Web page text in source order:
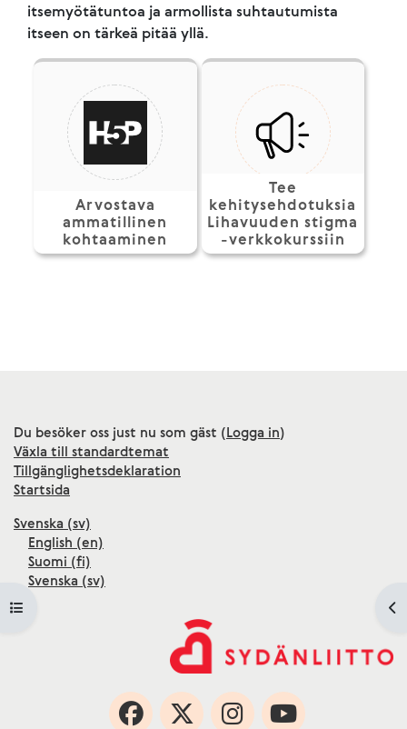
Öppna kursmenyn
itsemyötätuntoa ja armollista suhtautumista
itseen on tärkeä pitää yllä.
Arvostava
ammatillinen
kohtaaminen
Tee
kehitysehdotuksia
Lihavuuden stigma
-verkkokurssiin
Du besöker oss just nu som gäst (Logga in)
Växla till standardtemat
Tillgänglighetsdeklaration
Startsida
Svenska ‎(sv)‎
English ‎(en)‎
Suomi ‎(fi)‎
Svenska ‎(sv)‎